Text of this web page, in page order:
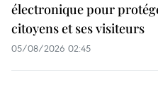
électronique pour
citoyens et ses visiteurs
05/08/2026 02:45